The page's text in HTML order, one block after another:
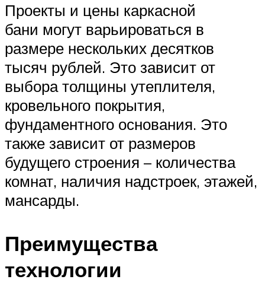
Проекты и цены каркасной
бани могут варьироваться в
размере нескольких десятков
тысяч рублей. Это зависит от
выбора толщины утеплителя,
кровельного покрытия,
фундаментного основания. Это
также зависит от размеров
будущего строения – количества
комнат, наличия надстроек, этажей,
мансарды.
Преимущества
технологии